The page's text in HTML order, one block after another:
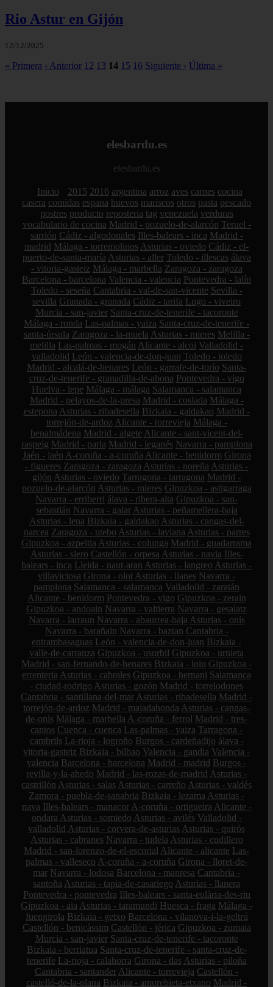
Rio Astur en Gijón
12/12/2025
« Primera ‹ Anterior 12 13 14 15 16 Siguiente › Última »
elesbardu.es
elesbardu.es
Inicio 2015 2016 argentina arroz aves carnes cocina
casera comidas espana huevos mariscos otros pasta pescado
postres producto reposteria tag venezuela verduras
vocabulario de cocina Madrid - pozuelo-de-alarcón Teruel -
sarrión Cádiz - algodonales Illes-balears - inca Madrid -
madrid Málaga - torremolinos Asturias - oviedo Cádiz - el-
puerto-de-santa-maría Asturias - aller Toledo - illescas álava
- vitoria-gasteiz Málaga - marbella Zaragoza - zaragoza
Barcelona - barcelona Valencia - valencia Pontevedra - lalín
Toledo - seseña Cantabria - val-de-san-vicente Sevilla -
sevilla Granada - granada Cádiz - tarifa Lugo - viveiro
Murcia - san-javier Santa-cruz-de-tenerife - tacoronte
Málaga - ronda Las-palmas - yaiza Santa-cruz-de-tenerife -
santa-úrsula Zaragoza - la-muela Asturias - mieres Melilla -
melilla Las-palmas - mogán Alicante - alcoi Valladolid -
valladolid León - valencia-de-don-juan Toledo - toledo
Madrid - alcalá-de-henares León - garrafe-de-torío Santa-
cruz-de-tenerife - granadilla-de-abona Pontevedra - vigo
Huelva - lepe Málaga - málaga Salamanca - salamanca
Madrid - pelayos-de-la-presa Madrid - coslada Málaga -
estepona Asturias - ribadesella Bizkaia - galdakao Madrid -
torrejón-de-ardoz Alicante - torrevieja Málaga -
benalmádena Madrid - algete Alicante - sant-vicent-del-
raspeig Madrid - parla Madrid - leganés Navarra - pamplona
Jaén - jaén A-coruña - a-coruña Alicante - benidorm Girona
- figueres Zaragoza - zaragoza Asturias - noreña Asturias -
gijón Asturias - oviedo Tarragona - tarragona Madrid -
pozuelo-de-alarcón Asturias - mieres Gipuzkoa - astigarraga
Navarra - erriberri álava - ribera-alta Gipuzkoa - san-
sebastián Navarra - galar Asturias - peñamellera-baja
Asturias - lena Bizkaia - galdakao Asturias - cangas-del-
narcea Zaragoza - utebo Asturias - laviana Asturias - parres
Gipuzkoa - azpeitia Asturias - colunga Madrid - guadarrama
Asturias - siero Castellón - orpesa Asturias - navia Illes-
balears - inca Lleida - naut-aran Asturias - langreo Asturias -
villaviciosa Girona - olot Asturias - llanes Navarra -
pamplona Salamanca - salamanca Valladolid - zaratán
Alicante - benidorm Pontevedra - vigo Gipuzkoa - zerain
Gipuzkoa - andoain Navarra - valtierra Navarra - gesalatz
Navarra - larraun Navarra - abaurrea-baja Asturias - onís
Navarra - barañain Navarra - baztan Cantabria -
entrambasaguas León - valencia-de-don-juan Bizkaia -
valle-de-carranza Gipuzkoa - usurbil Gipuzkoa - urnieta
Madrid - san-fernando-de-henares Bizkaia - loiu Gipuzkoa -
errenteria Asturias - cabrales Gipuzkoa - hernani Salamanca
- ciudad-rodrigo Asturias - gozón Madrid - torrelodones
Cantabria - santillana-del-mar Asturias - ribadesella Madrid -
torrejón-de-ardoz Madrid - majadahonda Asturias - cangas-
de-onís Málaga - marbella A-coruña - ferrol Madrid - tres-
cantos Cuenca - cuenca Las-palmas - yaiza Tarragona -
cambrils La-rioja - logroño Burgos - cardeñadijo álava -
vitoria-gasteiz Bizkaia - bilbao Valencia - gandia Valencia -
valencia Barcelona - barcelona Madrid - madrid Burgos -
revilla-y-la-ahedo Madrid - las-rozas-de-madrid Asturias -
castrillón Asturias - salas Asturias - carreño Asturias - valdés
Zamora - puebla-de-sanabria Bizkaia - lezama Asturias -
nava Illes-balears - manacor A-coruña - ortigueira Alicante -
ondara Asturias - somiedo Asturias - avilés Valladolid -
valladolid Asturias - corvera-de-asturias Asturias - quirós
Asturias - cabranes Navarra - tudela Asturias - cudillero
Madrid - san-lorenzo-de-el-escorial Alicante - alicante Las-
palmas - valleseco A-coruña - a-coruña Girona - lloret-de-
mar Navarra - lodosa Barcelona - manresa Cantabria -
santoña Asturias - tapia-de-casariego Asturias - llanera
Pontevedra - pontevedra Illes-balears - santa-eulària-des-riu
Gipuzkoa - aia Asturias - taramundi Huesca - fraga Málaga -
fuengirola Bizkaia - getxo Barcelona - vilanova-i-la-geltrú
Castellón - benicàssim Castellón - jérica Gipuzkoa - zumaia
Murcia - san-javier Santa-cruz-de-tenerife - tacoronte
Bizkaia - berriatua Santa-cruz-de-tenerife - santa-cruz-de-
tenerife La-rioja - calahorra Girona - das Asturias - piloña
Cantabria - santander Alicante - torrevieja Castellón -
castelló-de-la-plana Bizkaia - amorebieta-etxano Madrid -